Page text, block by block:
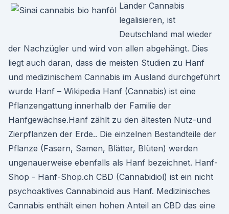
Länder Cannabis
legalisieren, ist
Deutschland mal wieder
der Nachzügler und wird von allen abgehängt. Dies
liegt auch daran, dass die meisten Studien zu Hanf
und medizinischem Cannabis im Ausland durchgeführt
wurde Hanf – Wikipedia Hanf (Cannabis) ist eine
Pflanzengattung innerhalb der Familie der
Hanfgewächse.Hanf zählt zu den ältesten Nutz-und
Zierpflanzen der Erde.. Die einzelnen Bestandteile der
Pflanze (Fasern, Samen, Blätter, Blüten) werden
ungenauerweise ebenfalls als Hanf bezeichnet. Hanf-
Shop - Hanf-Shop.ch CBD (Cannabidiol) ist ein nicht
psychoaktives Cannabinoid aus Hanf. Medizinisches
Cannabis enthält einen hohen Anteil an CBD das eine